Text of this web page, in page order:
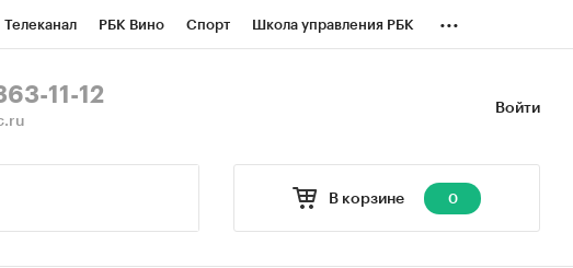
Телеканал РБК Вино Спорт Школа управления РБК ...
Войти
11-12
В корзине 0